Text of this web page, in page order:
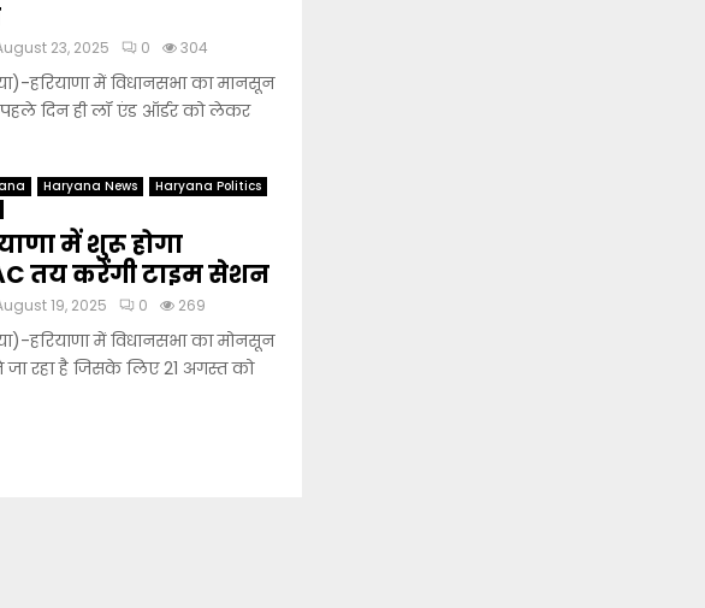
23, 2025 0 304
हरियाणा में विधानसभा का मानसून
दिन ही लॉ एंड ऑर्डर को लेकर
Haryana News
Haryana Politics
में शुरू होगा
तय करेंगी टाइम सेशन
19, 2025 0 269
हरियाणा में विधानसभा का मोनसून
रहा है जिसके लिए 21 अगस्त को